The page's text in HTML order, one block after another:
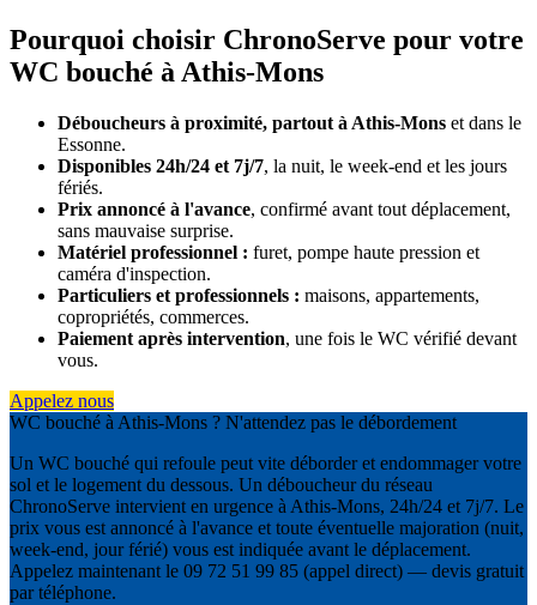
Pourquoi choisir ChronoServe pour votre
WC bouché à Athis-Mons
Déboucheurs à proximité, partout à Athis-Mons et dans le
Essonne.
Disponibles 24h/24 et 7j/7, la nuit, le week-end et les jours
fériés.
Prix annoncé à l'avance, confirmé avant tout déplacement,
sans mauvaise surprise.
Matériel professionnel : furet, pompe haute pression et
caméra d'inspection.
Particuliers et professionnels : maisons, appartements,
copropriétés, commerces.
Paiement après intervention, une fois le WC vérifié devant
vous.
Appelez nous
WC bouché à Athis-Mons ? N'attendez pas le débordement
Un WC bouché qui refoule peut vite déborder et endommager votre
sol et le logement du dessous. Un déboucheur du réseau
ChronoServe intervient en urgence à Athis-Mons, 24h/24 et 7j/7. Le
prix vous est annoncé à l'avance et toute éventuelle majoration (nuit,
week-end, jour férié) vous est indiquée avant le déplacement.
Appelez maintenant le 09 72 51 99 85 (appel direct) — devis gratuit
par téléphone.